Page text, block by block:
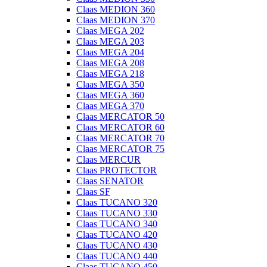
Claas MEDION 360
Claas MEDION 370
Claas MEGA 202
Claas MEGA 203
Claas MEGA 204
Claas MEGA 208
Claas MEGA 218
Claas MEGA 350
Claas MEGA 360
Claas MEGA 370
Claas MERCATOR 50
Claas MERCATOR 60
Claas MERCATOR 70
Claas MERCATOR 75
Claas MERCUR
Claas PROTECTOR
Claas SENATOR
Claas SF
Claas TUCANO 320
Claas TUCANO 330
Claas TUCANO 340
Claas TUCANO 420
Claas TUCANO 430
Claas TUCANO 440